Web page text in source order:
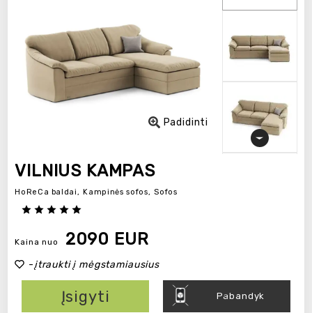
Padidinti
VILNIUS KAMPAS
HoReCa baldai, Kampinės sofos, Sofos
Kaina nuo 2090 EUR
-įtraukti į mėgstamiausius
Įsigyti Pabandyk